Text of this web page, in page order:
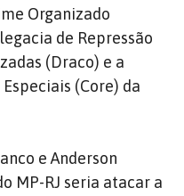
Organizado
de Repressão
(Draco) e a
(Core) da
e Anderson
MP-RJ seria atacar a